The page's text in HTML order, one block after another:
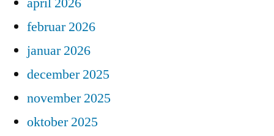
februar 2026
januar 2026
december 2025
november 2025
oktober 2025